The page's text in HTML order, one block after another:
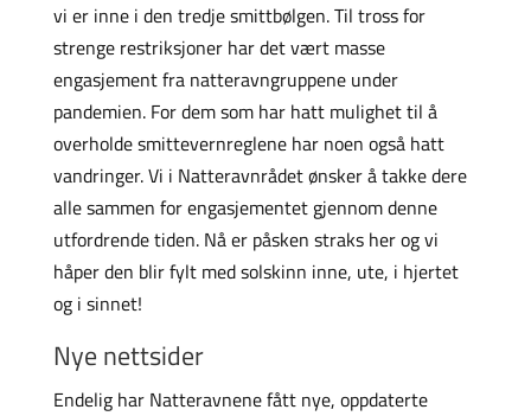
vi er inne i den tredje smittbølgen. Til tross for
strenge restriksjoner har det vært masse
engasjement fra natteravngruppene under
pandemien. For dem som har hatt mulighet til å
overholde smittevernreglene har noen også hatt
vandringer. Vi i Natteravnrådet ønsker å takke dere
alle sammen for engasjementet gjennom denne
utfordrende tiden. Nå er påsken straks her og vi
håper den blir fylt med solskinn inne, ute, i hjertet
og i sinnet!
Nye nettsider
Endelig har Natteravnene fått nye, oppdaterte